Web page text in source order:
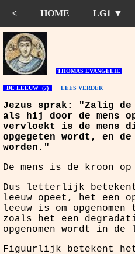
< HOME LG1 ▼
THOMAS EVANGELIE
DE LEEUW (7) LEES VERDER
Jezus sprak: "Zalig de
als hij door de mens
vervloekt is de mens
opgegeten wordt, en
worden."
De mens is de kroon
Dus letterlijk
leeuw opeet, het een
leeuw is om
zoals het een
opgenomen wordt in de
Figuurlijk betekent het